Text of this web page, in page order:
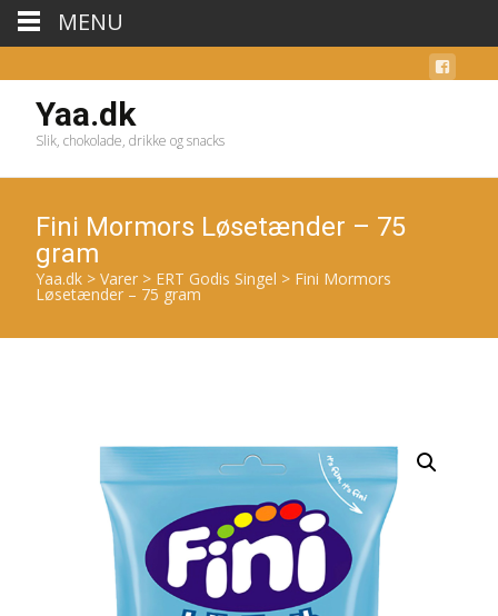
Yaa.dk
Slik, chokolade, drikke og snacks
Fini Mormors Løsetænder – 75
gram
Yaa.dk > Varer > ERT Godis Singel > Fini Mormors
Løsetænder – 75 gram
MENU